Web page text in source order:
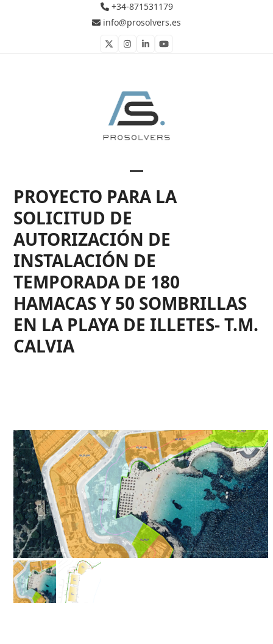
+34-871531179
info@prosolvers.es
TwitterInstagram
LinkedInYouTube
mobile
menu
mobile
menu
PROYECTO PARA LA
SOLICITUD DE
AUTORIZACIÓN DE
INSTALACIÓN DE
TEMPORADA DE 180
HAMACAS Y 50 SOMBRILLAS
EN LA PLAYA DE ILLETES- T.M.
CALVIA